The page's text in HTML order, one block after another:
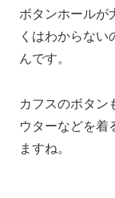
ボタンホールが
くはわからない
んです。
カフスのボタン
ウターなどを着
ますね。